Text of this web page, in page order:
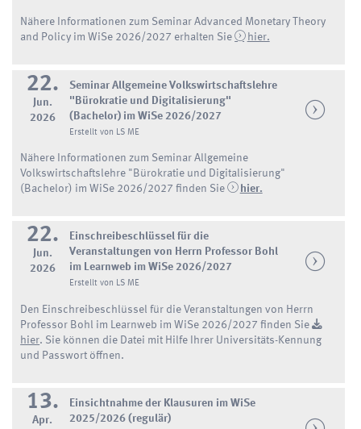
Nähere Informationen zum Seminar Advanced Monetary Theory
and Policy im WiSe 2026/2027 erhalten Sie
hier.
22.
Jun.
2026
Seminar Allgemeine Volkswirtschaftslehre
"Bürokratie und Digitalisierung"
(Bachelor) im WiSe 2026/2027
Erstellt von LS ME
Nähere Informationen zum Seminar Allgemeine
Volkswirtschaftslehre "Bürokratie und Digitalisierung"
(Bachelor) im WiSe 2026/2027 finden Sie
hier.
22.
Jun.
2026
Einschreibeschlüssel für die
Veranstaltungen von Herrn Professor Bohl
im Learnweb im WiSe 2026/2027
Erstellt von LS ME
Den Einschreibeschlüssel für die Veranstaltungen von Herrn
Professor Bohl im Learnweb im WiSe 2026/2027 finden Sie
hier. Sie können die Datei mit Hilfe Ihrer Universitäts-Kennung
und Passwort öffnen.
13.
Apr.
Einsichtnahme der Klausuren im WiSe
2025/2026 (regulär)